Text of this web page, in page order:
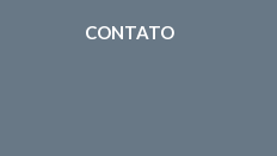
CONTATO